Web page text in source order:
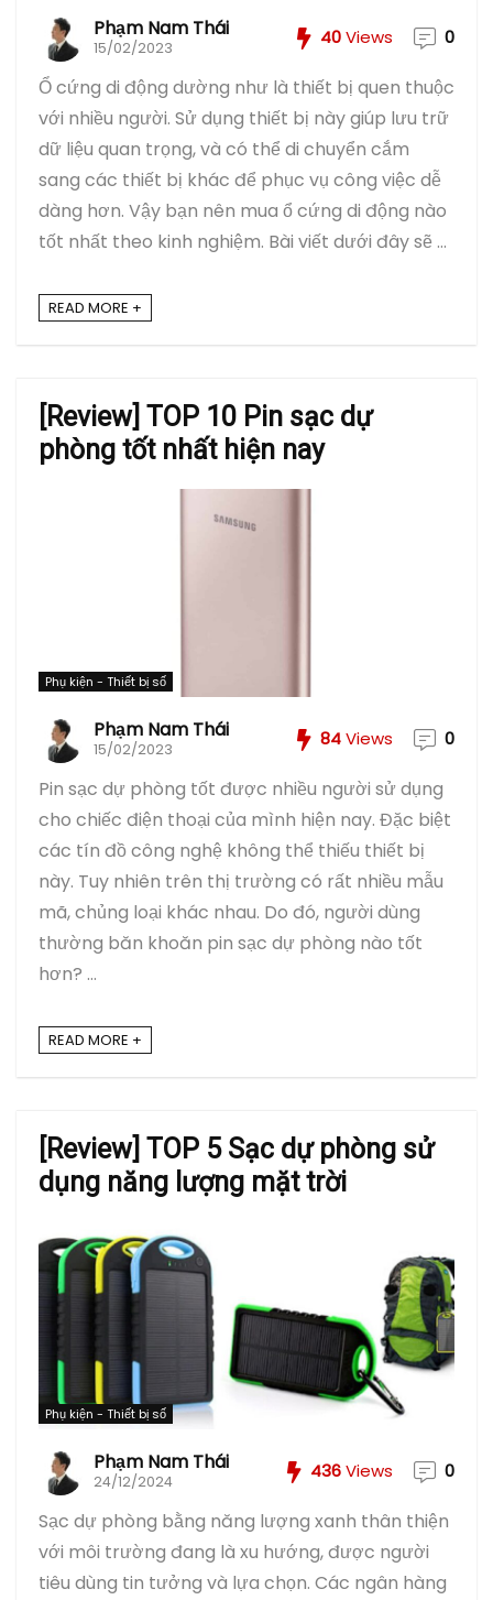
Phạm Nam Thái
15/02/2023 40Views 0
Ổ cứng di động dường như là thiết bị quen thuộc
với nhiều người. Sử dụng thiết bị này giúp lưu trữ
dữ liệu quan trọng, và có thể di chuyển cắm
sang các thiết bị khác để phục vụ công việc dễ
dàng hơn. Vậy bạn nên mua ổ cứng di động nào
tốt nhất theo kinh nghiệm. Bài viết dưới đây sẽ ...
READ MORE +
[Review] TOP 10 Pin sạc dự
phòng tốt nhất hiện nay
Phụ kiện - Thiết bị số
Phạm Nam Thái
15/02/2023 84Views 0
Pin sạc dự phòng tốt được nhiều người sử dụng
cho chiếc điện thoại của mình hiện nay. Đặc biệt
các tín đồ công nghệ không thể thiếu thiết bị
này. Tuy nhiên trên thị trường có rất nhiều mẫu
mã, chủng loại khác nhau. Do đó, người dùng
thường băn khoăn pin sạc dự phòng nào tốt
hơn? ...
READ MORE +
[Review] TOP 5 Sạc dự phòng sử
dụng năng lượng mặt trời
Phụ kiện - Thiết bị số
Phạm Nam Thái
24/12/2024 436Views 0
Sạc dự phòng bằng năng lượng xanh thân thiện
với môi trường đang là xu hướng, được người
tiêu dùng tin tưởng và lựa chọn. Các ngân hàng